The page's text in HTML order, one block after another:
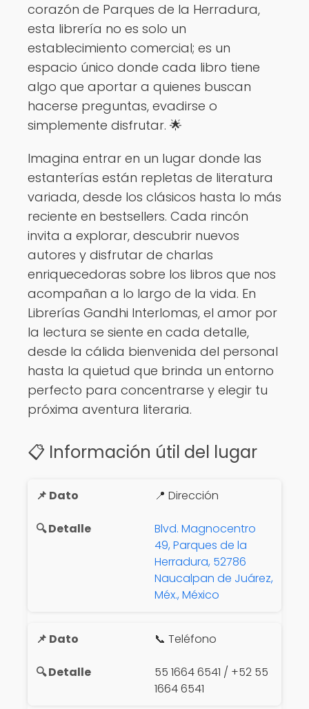
corazón de Parques de la Herradura,
esta librería no es solo un
establecimiento comercial; es un
espacio único donde cada libro tiene
algo que aportar a quienes buscan
hacerse preguntas, evadirse o
simplemente disfrutar. 🌟
Imagina entrar en un lugar donde las
estanterías están repletas de literatura
variada, desde los clásicos hasta lo más
reciente en bestsellers. Cada rincón
invita a explorar, descubrir nuevos
autores y disfrutar de charlas
enriquecedoras sobre los libros que nos
acompañan a lo largo de la vida. En
Librerías Gandhi Interlomas, el amor por
la lectura se siente en cada detalle,
desde la cálida bienvenida del personal
hasta la quietud que brinda un entorno
perfecto para concentrarse y elegir tu
próxima aventura literaria.
📋 Información útil del lugar
📍 Dirección
Blvd. Magnocentro
49, Parques de la
Herradura, 52786
Naucalpan de Juárez,
Méx., México
📞 Teléfono
55 1664 6541 / +52 55
1664 6541